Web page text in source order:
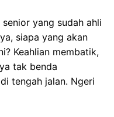
yang sudah ahli
siapa yang akan
Keahlian membatik,
tak benda
tengah jalan. Ngeri